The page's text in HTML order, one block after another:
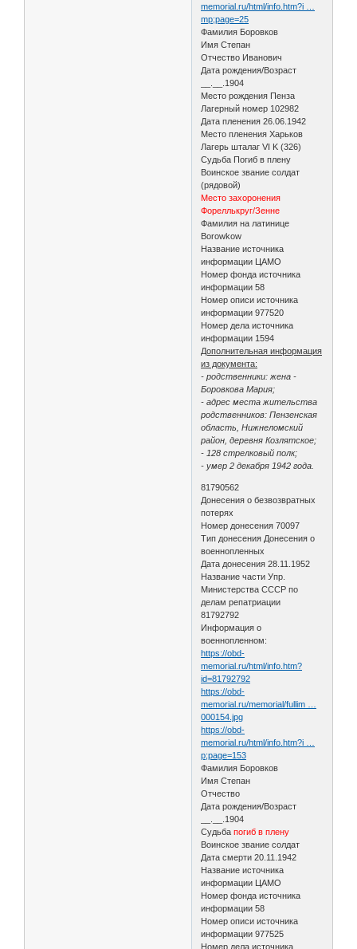
memorial.ru/html/info.htm?i …
mp;page=25
Фамилия Боровков
Имя Степан
Отчество Иванович
Дата рождения/Возраст
__.__.1904
Место рождения Пенза
Лагерный номер 102982
Дата пленения 26.06.1942
Место пленения Харьков
Лагерь шталаг VI K (326)
Судьба Погиб в плену
Воинское звание солдат
(рядовой)
Место захоронения
Фореллькруг/Зенне
Фамилия на латинице
Borowkow
Название источника
информации ЦАМО
Номер фонда источника
информации 58
Номер описи источника
информации 977520
Номер дела источника
информации 1594
Дополнительная информация
из документа:
- родственники: жена -
Боровкова Мария;
- адрес места жительства
родственников: Пензенская
область, Нижнеломский
район, деревня Козлятское;
- 128 стрелковый полк;
- умер 2 декабря 1942 года.
81790562
Донесения о безвозвратных
потерях
Номер донесения 70097
Тип донесения Донесения о
военнопленных
Дата донесения 28.11.1952
Название части Упр.
Министерства СССР по
делам репатриации
81792792
Информация о
военнопленном:
https://obd-
memorial.ru/html/info.htm?
id=81792792
https://obd-
memorial.ru/memorial/fullim …
000154.jpg
https://obd-
memorial.ru/html/info.htm?i …
p;page=153
Фамилия Боровков
Имя Степан
Отчество
Дата рождения/Возраст
__.__.1904
Судьбапогиб в плену
Воинское звание солдат
Дата смерти 20.11.1942
Название источника
информации ЦАМО
Номер фонда источника
информации 58
Номер описи источника
информации 977525
Номер дела источника